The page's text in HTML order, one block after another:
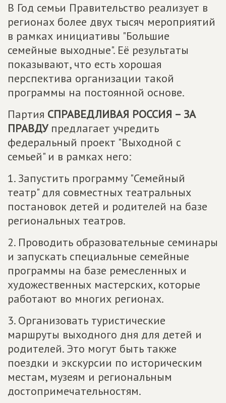
В Год семьи Правительство реализует в
регионах более двух тысяч мероприятий
в рамках инициативы "Большие
семейные выходные". Её результаты
показывают, что есть хорошая
перспектива организации такой
программы на постоянной основе.
Партия СПРАВЕДЛИВАЯ РОССИЯ – ЗА
ПРАВДУпредлагает учредить
федеральный проект "Выходной с
семьей" и в рамках него:
1. Запустить программу "Семейный
театр" для совместных театральных
постановок детей и родителей на базе
региональных театров.
2. Проводить образовательные семинары
и запускать специальные семейные
программы на базе ремесленных и
художественных мастерских, которые
работают во многих регионах.
3. Организовать туристические
маршруты выходного дня для детей и
родителей. Это могут быть также
поездки и экскурсии по историческим
местам, музеям и региональным
достопримечательностям.